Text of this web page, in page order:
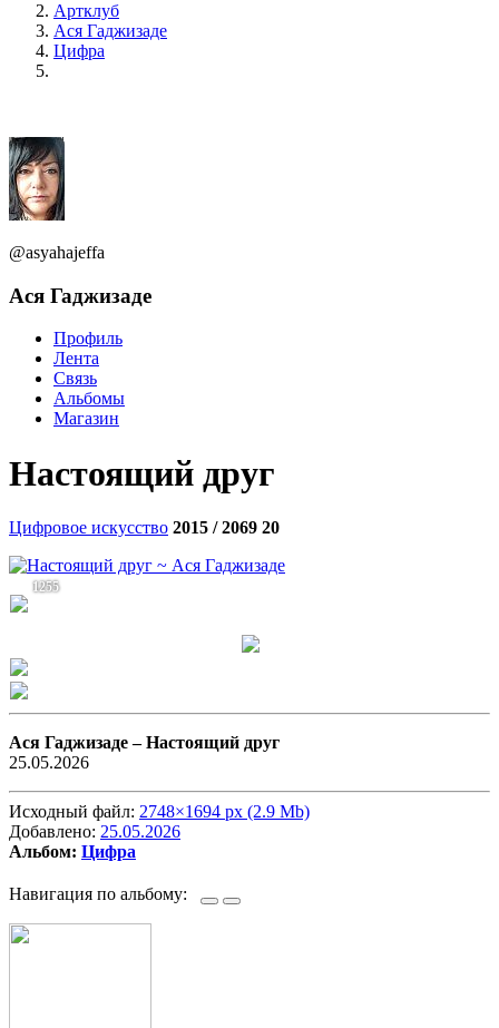
Артклуб
Aся Гаджизаде
Цифра
@asyahajeffa
Aся Гаджизаде
Профиль
Лента
Связь
Альбомы
Магазин
Настоящий друг
Цифровое искусство 2015 / 2069 20
1255
Aся Гаджизаде –Настоящий друг
25.05.2026
Исходный файл: 2748×1694 px (2.9 Mb)
Добавлено: 25.05.2026
Альбом: Цифра
Навигация по альбому: